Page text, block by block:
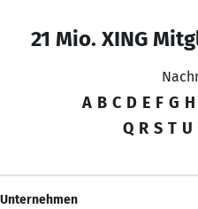
21 Mio. XING
A B C D E F G H
Q R S T U
Unternehmen